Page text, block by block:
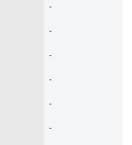
-
-
-
-
-
-